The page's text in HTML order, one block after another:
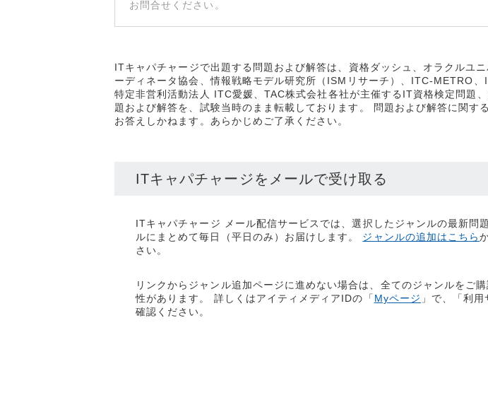
お問合せください。
ITキャパチャージで出題する問題および解答は、資格ダッシュ、オラクルユ
ーディネータ協会、情報戦略モデル研究所（ISMリサーチ）、ITC-METRO、I
特定非営利活動法人 ITC愛媛、TAC株式会社各社が主催するIT資格検定問題
題および解答を、試験当時のまま転載しております。 問題および解答に関す
お答えしかねます。あらかじめご了承ください。
ITキャパチャージをメールで受け取る
ITキャパチャージ メール配信サービスでは、選択したジャンルの最新問
ルにまとめて毎日（平日のみ）お届けします。 ジャンルの追加はこちら
さい。
リンクからジャンル追加ページに進めない場合は、全てのジャンルをご
性があります。 詳しくはアイティメディアIDの「​ Myページ 」で、「利
確認ください。